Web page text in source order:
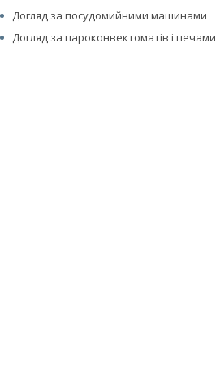
Догляд за посудомийними машинами
Догляд за пароконвектоматів і печами